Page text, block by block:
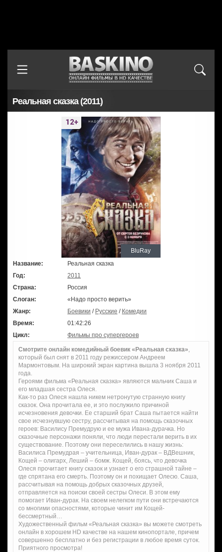
Реальная сказка (2011)
BluRay
Название:
Реальная сказка
Год:
2011
Страна:
Россия
Слоган:
«Надо просто верить»
Жанр:
Боевики / Русские / Комедии
Время:
01:42:26
Цикл:
Фильмы про супергероев
Смотрите онлайн комедийный боевик «Реальная сказка»
который был снят в 2011 году режиссером Андреем
Мармонтовым. На широкий экран картина вышла 3 ноября 2011
года.
Героями фильма «Реальная сказка» являются мальчик Саша и
его младшая сестра Олеся.
Как-то раз Олеся нашла никем нетронутую странную книгу
сказок. Она прочитала ее, и это послужило причиной
исчезновения девочки. Ее старший брат Саша пытается найти
свое исчезнувшую сестру, рассчитывая на помощь сказочных
героев: Василису Премудрую и ее мужа Ивана-дурачка. Но
сказочные персонажи поняли, что люди перестали верить в их
существование. Поэтому они переселились в нашу жизнь:
Василиса Премудрая – учительница, Иван-дурак – ВДВешник,
Кощей – олигарх, Леший – бомж. Кощей, боясь, что девочка
Олеся прочитает книгу сказок и узнает о его страшной тайне –
где спрятана его смерть. Поэтому он и похищает Олесю. Саша,
рассчитывая на помощь добрых сказочных друзей,
отправляется на поиски своей сестры Олеси. В этом ему
помогает Иван-дурак. На своем нелегком пути они встречаются
со многими опасностями, которые чинит им Кощей-
бессмертный…
Художественный фильм «Реальная сказка» вы можете смотреть
онлайн в хорошем HD качестве на нашем кинопортале, причем
совершенно бесплатно и без регистрации в любое время суток.
Приятного просмотра!